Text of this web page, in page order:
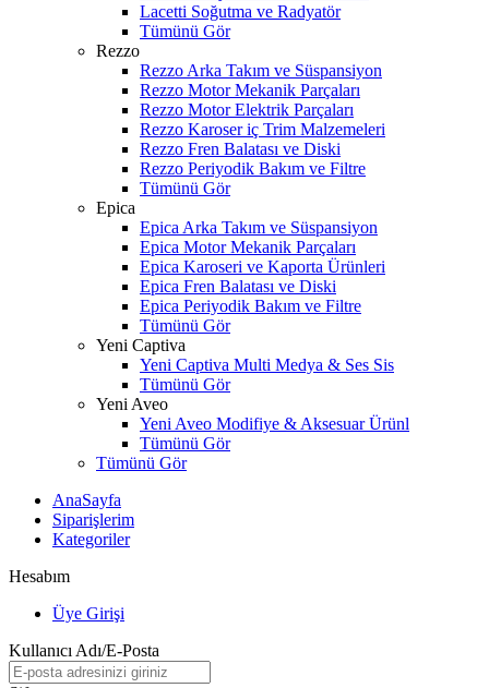
Lacetti Soğutma ve Radyatör
Tümünü Gör
Rezzo
Rezzo Arka Takım ve Süspansiyon
Rezzo Motor Mekanik Parçaları
Rezzo Motor Elektrik Parçaları
Rezzo Karoser iç Trim Malzemeleri
Rezzo Fren Balatası ve Diski
Rezzo Periyodik Bakım ve Filtre
Tümünü Gör
Epica
Epica Arka Takım ve Süspansiyon
Epica Motor Mekanik Parçaları
Epica Karoseri ve Kaporta Ürünleri
Epica Fren Balatası ve Diski
Epica Periyodik Bakım ve Filtre
Tümünü Gör
Yeni Captiva
Yeni Captiva Multi Medya & Ses Sis
Tümünü Gör
Yeni Aveo
Yeni Aveo Modifiye & Aksesuar Ürünl
Tümünü Gör
Tümünü Gör
AnaSayfa
Siparişlerim
Kategoriler
Hesabım
Üye Girişi
Kullanıcı Adı/E-Posta